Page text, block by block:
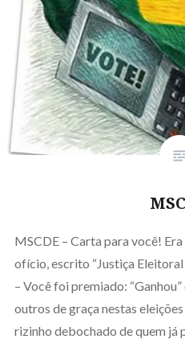
MSCDE – Carta para você!
ofício, escrito “Justiça
– Você foi premiado:
outros de graça nestas
rizinho debochado de quem já